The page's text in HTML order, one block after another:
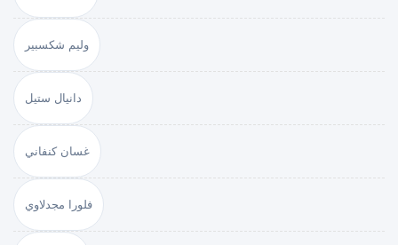
وليم شكسبير
دانيال ستيل
غسان كنفاني
فلورا مجدلاوي